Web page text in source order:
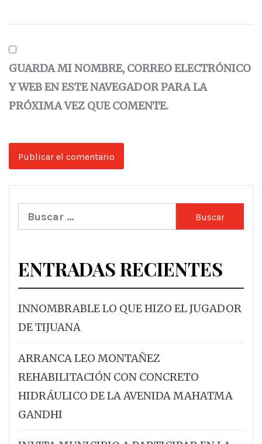
GUARDA MI NOMBRE, CORREO ELECTRÓNICO
Y WEB EN ESTE NAVEGADOR PARA LA
PRÓXIMA VEZ QUE COMENTE.
Buscar:
ENTRADAS RECIENTES
INNOMBRABLE LO QUE HIZO EL JUGADOR
DE TIJUANA
ARRANCA LEO MONTAÑEZ
REHABILITACIÓN CON CONCRETO
HIDRÁULICO DE LA AVENIDA MAHATMA
GANDHI